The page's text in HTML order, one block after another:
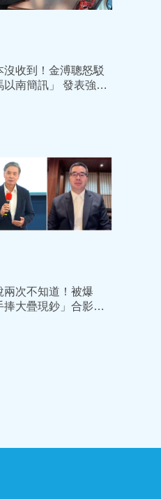
沒收到！金溥聰怒駁
以南簡訊」 發表強硬
兩次不知道！被爆
捧大疊現鈔」合影蕭